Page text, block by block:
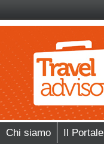
Chi siamo Il Portale